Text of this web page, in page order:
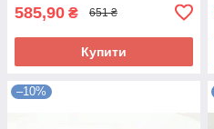
585,90 ₴ 651 ₴
Купити
–10%